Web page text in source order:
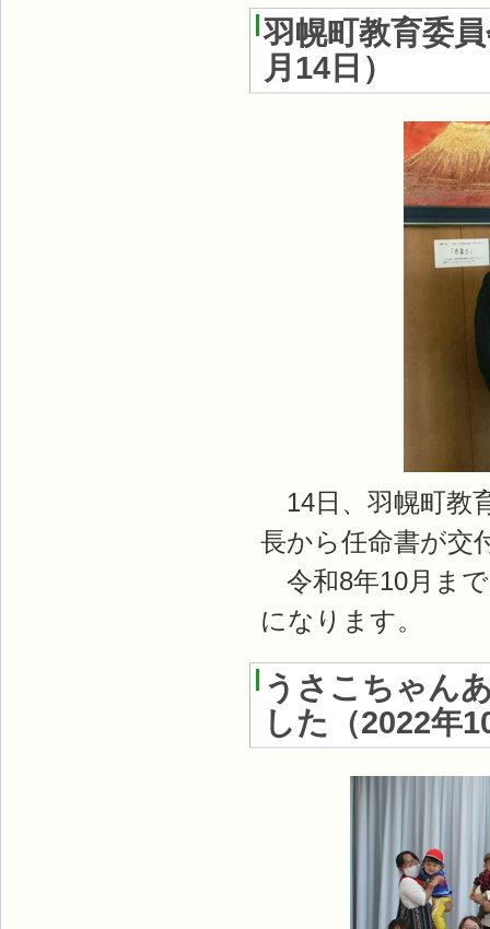
羽幌町教育委
月14日 ）
14日、羽幌町教
長から任命書が交
令和8年10月ま
になります。
うさこちゃん
した （2022年